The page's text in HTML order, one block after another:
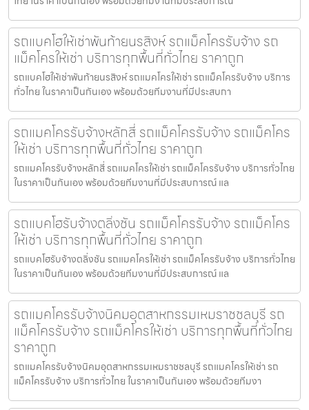
รถแบคโฮให้เช่าพันท้ายนรสิงห์ รถแม็คโครรับจ้าง รถ
แม็คโครให้เช่า บริการทุกพื้นที่ทั่วไทย ราคาถูก
รถแบคโฮให้เช่าพันท้ายนรสิงห์ รถแมคโครให้เช่า รถแม็คโครรับจ้าง บริการ
ทั่วไทย ในราคาเป็นกันเอง พร้อมด้วยทีมงานที่มีประสบกา
รถแมคโครรับจ้างหลักสี่ รถแม็คโครรับจ้าง รถแม็คโคร
ให้เช่า บริการทุกพื้นที่ทั่วไทย ราคาถูก
รถแมคโครรับจ้างหลักสี่ รถแมคโครให้เช่า รถแม็คโครรับจ้าง บริการทั่วไทย
ในราคาเป็นกันเอง พร้อมด้วยทีมงานที่มีประสบการณ์ แล
รถแบคโฮรับจ้างตลิ่งชัน รถแม็คโครรับจ้าง รถแม็คโคร
ให้เช่า บริการทุกพื้นที่ทั่วไทย ราคาถูก
รถแบคโฮรับจ้างตลิ่งชัน รถแมคโครให้เช่า รถแม็คโครรับจ้าง บริการทั่วไทย
ในราคาเป็นกันเอง พร้อมด้วยทีมงานที่มีประสบการณ์ แล
รถแมคโครรับจ้างนิคมอุตสาหกรรมเหมราชชลบุรี รถ
แม็คโครรับจ้าง รถแม็คโครให้เช่า บริการทุกพื้นที่ทั่วไทย
ราคาถูก
รถแมคโครรับจ้างนิคมอุตสาหกรรมเหมราชชลบุรี รถแมคโครให้เช่า รถ
แม็คโครรับจ้าง บริการทั่วไทย ในราคาเป็นกันเอง พร้อมด้วยทีมงา